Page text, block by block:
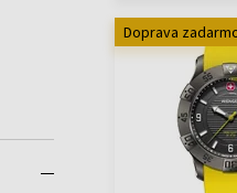
(+28)
Doprava